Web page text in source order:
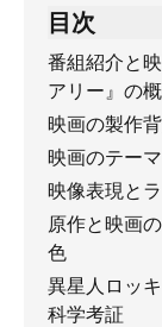
目次
番組紹介と
アリー』の
映画の製作
映画のテー
映像表現と
原作と映画
色
異星人ロッ
科学考証